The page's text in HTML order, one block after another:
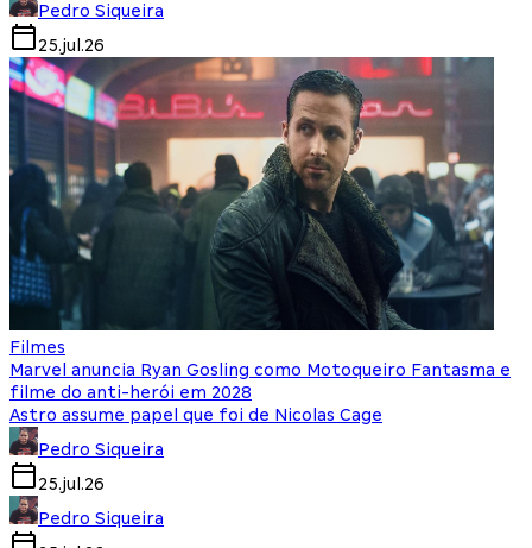
Pedro Siqueira
25.jul.26
Filmes
Marvel anuncia Ryan Gosling como Motoqueiro Fantasma e
filme do anti-herói em 2028
Astro assume papel que foi de Nicolas Cage
Pedro Siqueira
25.jul.26
Pedro Siqueira